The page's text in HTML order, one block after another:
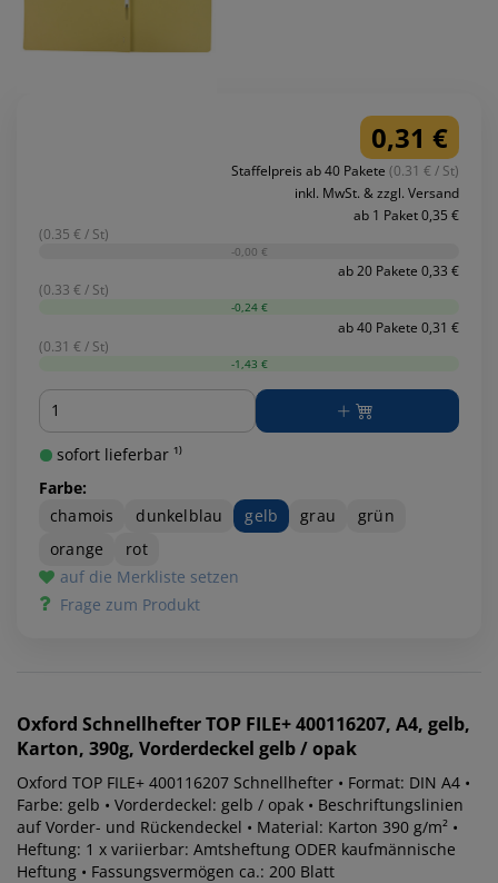
0,31 €
Staffelpreis ab 40 Pakete (0.31 € / St)
inkl. MwSt. & zzgl. Versand
ab 1 Paket 0,35 €
(0.35 € / St)
-0,00 €
ab 20 Pakete 0,33 €
(0.33 € / St)
-0,24 €
ab 40 Pakete 0,31 €
(0.31 € / St)
-1,43 €
Menge
sofort lieferbar ¹⁾
Farbe:
chamois
dunkelblau gelb grau
grün
orange
rot
auf die Merkliste setzen
Frage zum Produkt
Oxford Schnellhefter TOP FILE+ 400116207, A4, gelb,
Karton, 390g, Vorderdeckel gelb / opak
Oxford TOP FILE+ 400116207 Schnellhefter • Format: DIN A4 •
Farbe: gelb • Vorderdeckel: gelb / opak • Beschriftungslinien
auf Vorder- und Rückendeckel • Material: Karton 390 g/m² •
Heftung: 1 x variierbar: Amtsheftung ODER kaufmännische
Heftung • Fassungsvermögen ca.: 200 Blatt